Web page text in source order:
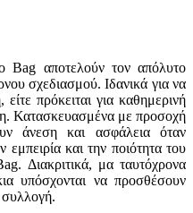
Bag αποτελούν τον απόλυτο
σχεδιασμού. Ιδανικά για να
πρόκειται για καθημερινή
Κατασκευασμένα με προσοχή
άνεση και ασφάλεια όταν
και την ποιότητα του
Διακριτικά, μα ταυτόχρονα
υπόσχονται να προσθέσουν
συλλογή.